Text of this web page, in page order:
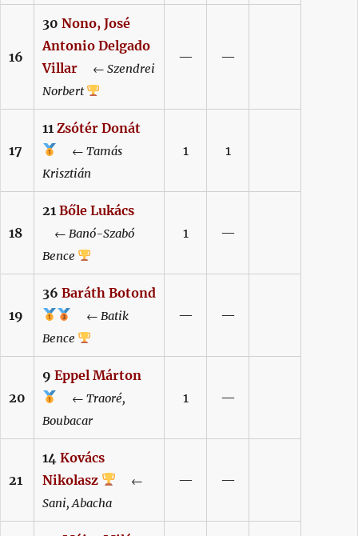
16
30 Nono, José
Antonio Delgado
Villar
← Szendrei
Norbert
— —
17
11 Zsótér Donát
← Tamás
Krisztián
1 1
18
21 Bőle Lukács
← Banó-Szabó
Bence
1 —
19
36 Baráth Botond
←Batik
Bence
— —
20
9 Eppel Márton
← Traoré,
Boubacar
1 —
21
14 Kovács
Nikolasz
←
Sani, Abacha
— —